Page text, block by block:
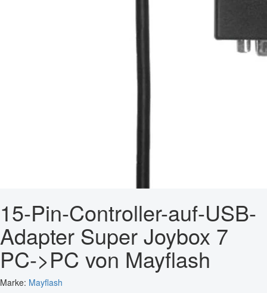
15-Pin-Controller-auf-USB-
Adapter Super Joybox 7
PC->PC von Mayflash
Marke: Mayflash